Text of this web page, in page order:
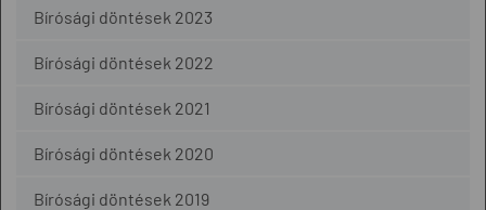
Bírósági döntések 2023
Bírósági döntések 2022
Bírósági döntések 2021
Bírósági döntések 2020
Bírósági döntések 2019